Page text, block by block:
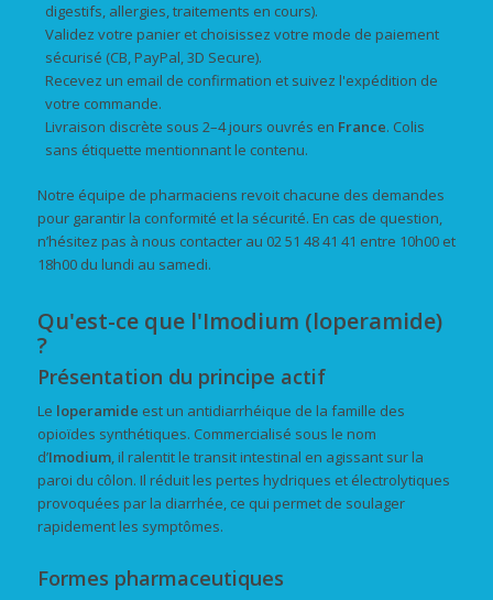
digestifs, allergies, traitements en cours).
Validez votre panier et choisissez votre mode de paiement
sécurisé (CB, PayPal, 3D Secure).
Recevez un email de confirmation et suivez l'expédition de
votre commande.
Livraison discrète sous 2–4 jours ouvrés en France. Colis
sans étiquette mentionnant le contenu.
Notre équipe de pharmaciens revoit chacune des demandes
pour garantir la conformité et la sécurité. En cas de question,
n’hésitez pas à nous contacter au 02 51 48 41 41 entre 10h00 et
18h00 du lundi au samedi.
Qu'est-ce que l'Imodium (loperamide)
?
Présentation du principe actif
Le loperamide est un antidiarrhéique de la famille des
opioïdes synthétiques. Commercialisé sous le nom
d’Imodium, il ralentit le transit intestinal en agissant sur la
paroi du côlon. Il réduit les pertes hydriques et électrolytiques
provoquées par la diarrhée, ce qui permet de soulager
rapidement les symptômes.
Formes pharmaceutiques